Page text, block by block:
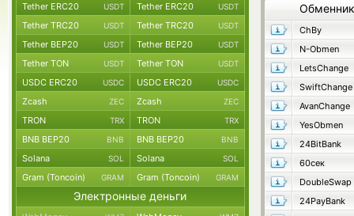
Обменник
ChBy
N-Obmen
LetsChange
SwiftChange
AvanChange
YesObmen
24BitBank
60сек
DoubleSwap
24PayBank
Tether ERC20 USDT Tether ERC20 USDT
Tether TRC20 USDT Tether TRC20 USDT
Tether BEP20 USDT Tether BEP20 USDT
Tether TON USDT Tether TON USDT
USDC ERC20 USDC USDC ERC20 USDC
Zcash ZEC Zcash ZEC
TRON TRX TRON TRX
BNB BEP20 BNB BNB BEP20 BNB
Solana SOL Solana SOL
Gram (Toncoin) GRAM Gram (Toncoin) GRAM
Электронные деньги